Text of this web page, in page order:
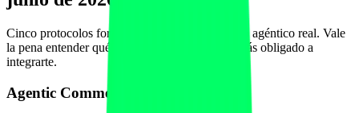
Cinco protocolos forman el núcleo del comercio agéntico real. Vale
la pena entender qué hace cada uno y dónde estás obligado a
integrarte.
Agentic Commerce Protocol (ACP)